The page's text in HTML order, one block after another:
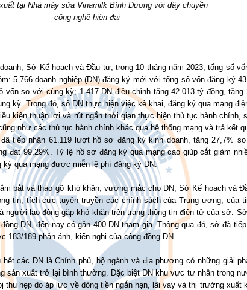
tại Nhà máy sữa Vinamilk Bình Dương với dây chuyền
công nghệ hiện đại
Sở Kế hoạch và Đầu tư, trong 10 tháng năm 2023, tổng số
5.766 doanh nghiệp (DN) đăng ký mới với tổng số vốn đăng ký
so với cùng kỳ; 1.417 DN điều chỉnh tăng 42.013 tỷ đồng,
kỳ. Trong đó, số DN thực hiện việc kê khai, đăng ký qua mạng
kiện thuận lợi và rút ngắn thời gian thực hiện thủ tục hành chính,
như các thủ tục hành chính khác qua hệ thống mạng và trả kết
tiếp nhận 61.119 lượt hồ sơ đăng ký kinh doanh, tăng 27,7%
đạt 99,29%. Tỷ lệ hồ sơ đăng ký qua mạng cao giúp cắt giảm
ký qua mạng được miễn lệ phí đăng ký DN.
bắt và tháo gỡ khó khăn, vướng mắc cho DN, Sở Kế hoạch và
tin, tích cực tuyên truyền các chính sách của Trung ương, của
người lao động gặp khó khăn trên trang thông tin điện tử của sở.
DN, đến nay có gần 400 DN tham gia. Thông qua đó, sở đã
189 phản ánh, kiến nghị của cộng đồng DN.
các DN là Chính phủ, bộ ngành và địa phương có những giải
sản xuất trở lại bình thường. Đặc biệt DN khu vực tư nhân trong
thu hẹp do áp lực về dòng tiền ngắn hạn, lãi vay và thị trường xuất